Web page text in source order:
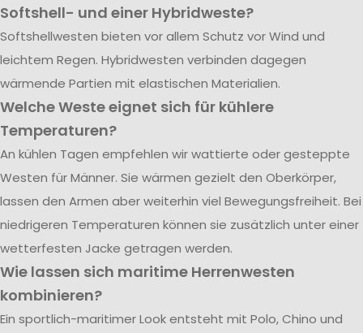
Softshell- und einer Hybridweste?
Softshellwesten bieten vor allem Schutz vor Wind und
leichtem Regen. Hybridwesten verbinden dagegen
wärmende Partien mit elastischen Materialien.
Welche Weste eignet sich für kühlere
Temperaturen?
An kühlen Tagen empfehlen wir wattierte oder gesteppte
Westen für Männer. Sie wärmen gezielt den Oberkörper,
lassen den Armen aber weiterhin viel Bewegungsfreiheit. Bei
niedrigeren Temperaturen können sie zusätzlich unter einer
wetterfesten Jacke getragen werden.
Wie lassen sich maritime Herrenwesten
kombinieren?
Ein sportlich-maritimer Look entsteht mit Polo, Chino und